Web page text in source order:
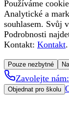
Používáme
Analytické a
souhlasem. Svůj
Podrobnosti
Kontakt: Kontakt.
Pouze nezbytné
Zavolejte
Objednat pro školu